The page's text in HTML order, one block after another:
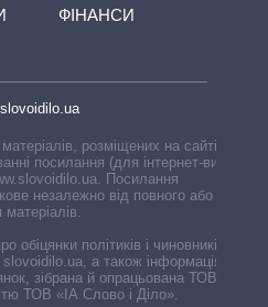
ФІНАНСИ
розміщених на сайті,
посилання (для інтернет-видань
Посилання
незалежно від повного або
обіцянки політиків і чиновників,
а також інформація про
зібрана й опрацьована ТОВ «ІА
ТОВ «ІА Слово і Діло».